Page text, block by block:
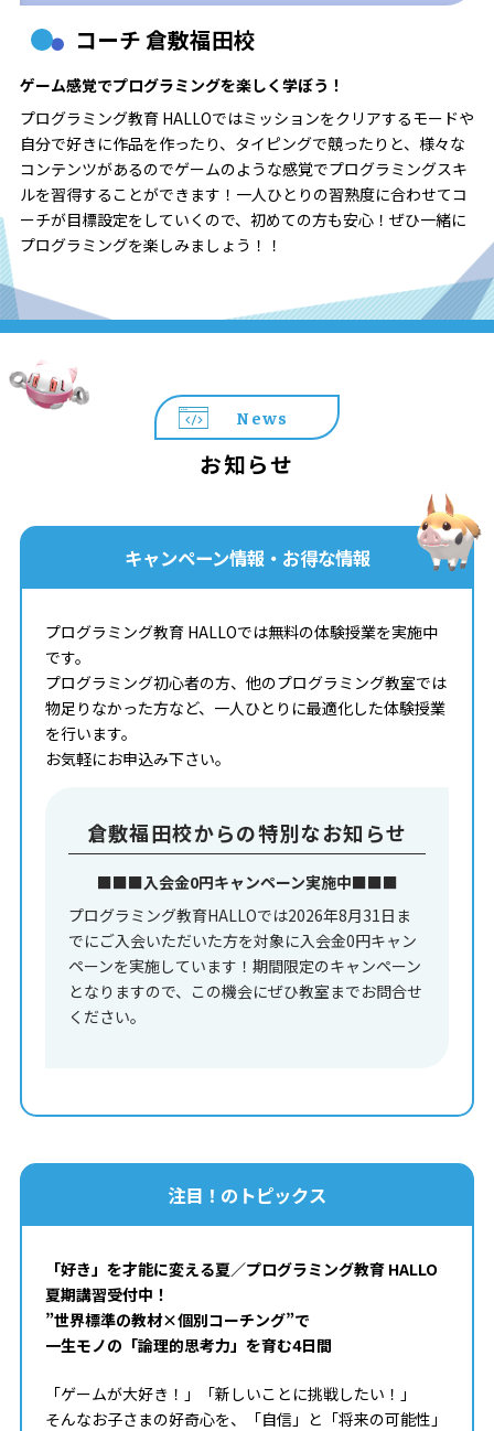
コーチ 倉敷福田校
ゲーム感覚でプログラミングを楽しく学ぼう！
プログラミング教育 HALLOではミッションをクリアするモードや
自分で好きに作品を作ったり、タイピングで競ったりと、様々な
コンテンツがあるのでゲームのような感覚でプログラミングスキ
ルを習得することができます！一人ひとりの習熟度に合わせてコ
ーチが目標設定をしていくので、初めての方も安心！ぜひ一緒に
プログラミングを楽しみましょう！！
News
お知らせ
キャンペーン情報・お得な情報
プログラミング教育 HALLOでは無料の体験授業を実施中
です。
プログラミング初心者の方、他のプログラミング教室では
物足りなかった方など、一人ひとりに最適化した体験授業
を行います。
お気軽にお申込み下さい。
倉敷福田校からの特別なお知らせ
■■■入会金0円キャンペーン実施中■■■
プログラミング教育HALLOでは2026年8月31日ま
でにご入会いただいた方を対象に入会金0円キャン
ペーンを実施しています！期間限定のキャンペーン
となりますので、この機会にぜひ教室までお問合せ
ください。
注目！のトピックス
「好き」を才能に変える夏／プログラミング教育 HALLO
夏期講習受付中！
”世界標準の教材×個別コーチング”で
一生モノの「論理的思考力」を育む4日間
「ゲームが大好き！」「新しいことに挑戦したい！」
そんなお子さまの好奇心を、「自信」と「将来の可能性」